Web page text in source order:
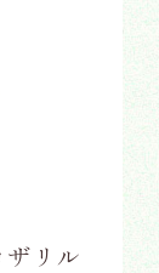
リル